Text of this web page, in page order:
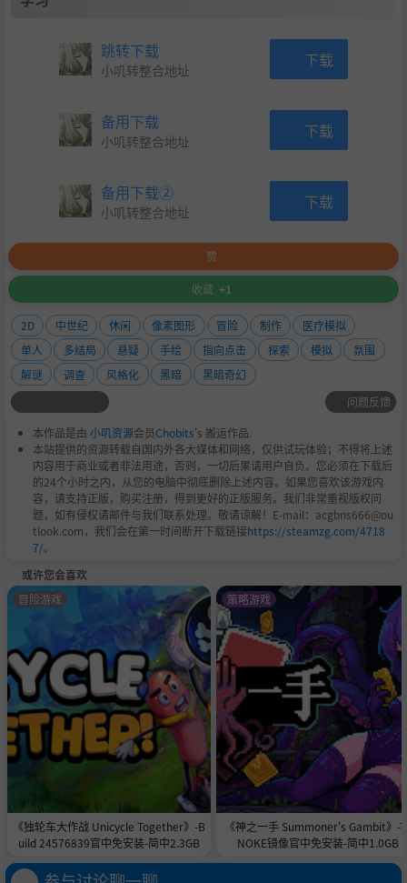
跳转下载
小叽转整合地址 下载
备用下载
小叽转整合地址 下载
备用下载②
小叽转整合地址 下载
赞
收藏 +1
2D 中世纪 休闲 像素图形 冒险 制作
医疗模拟
单人
多结局 悬疑 手绘 指向点击 探索 模拟
氛围
解谜
调查 风格化 黑暗
黑暗奇幻
问题反馈
本作品是由 小叽资源会员Chobits's 搬运作品.
本站提供的资源转载自国内外各大媒体和网络，仅供试玩体验；不得将上述
内容用于商业或者非法用途，否则，一切后果请用户自负。您必须在下载后
的24个小时之内，从您的电脑中彻底删除上述内容。如果您喜欢该游戏内
容，请支持正版，购买注册，得到更好的正版服务。我们非常重视版权问
题，如有侵权请邮件与我们联系处理。敬请谅解！E-mail：acgbns666@ou
tlook.com，我们会在第一时间断开下载链接https://steamzg.com/4718
7/。
或许您会喜欢
《独轮车大作战 Unicycle Together》-B
uild 24576839官中免安装-简中2.3GB
冒险游戏
《神之一手 Summoner's Gambit》-
NOKE镜像官中免安装-简中1.0GB
策略游戏